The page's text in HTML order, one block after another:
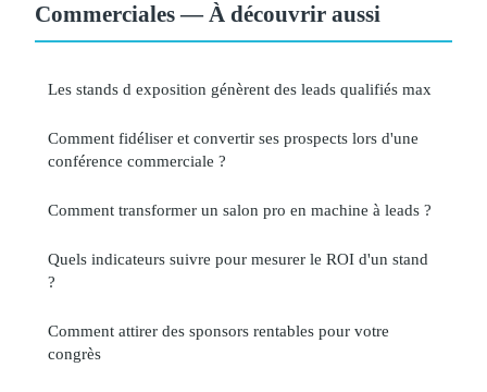
Commerciales — À découvrir aussi
Les stands d exposition génèrent des leads qualifiés max
Comment fidéliser et convertir ses prospects lors d'une
conférence commerciale ?
Comment transformer un salon pro en machine à leads ?
Quels indicateurs suivre pour mesurer le ROI d'un stand
?
Comment attirer des sponsors rentables pour votre
congrès